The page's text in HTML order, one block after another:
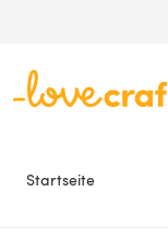
Startseite